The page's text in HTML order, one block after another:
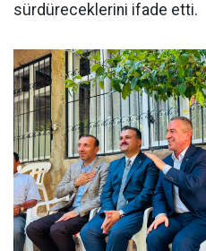
sürdüreceklerini ifade etti.